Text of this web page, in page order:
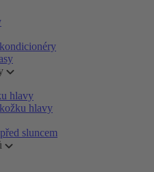
hlavy
hlavy
sluncem